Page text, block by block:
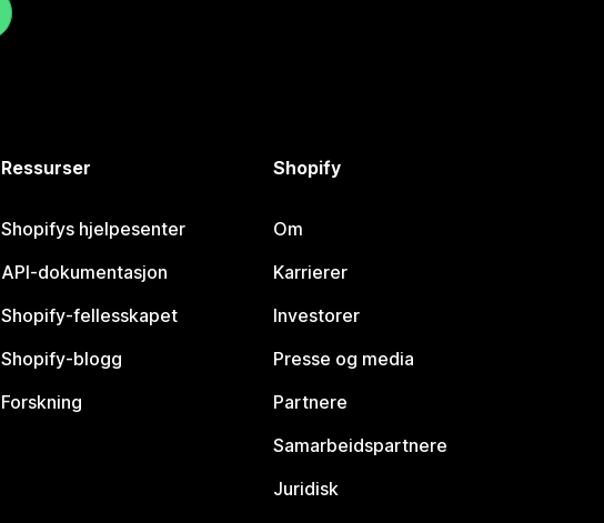
Ressurser
Shopifys hjelpesenter
API-dokumentasjon
Shopify-fellesskapet
Shopify-blogg
Forskning
Shopify
Om
Karrierer
Investorer
Presse og media
Partnere
Samarbeidspartnere
Juridisk